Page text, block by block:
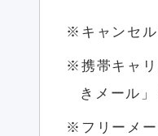
キャンセ
携帯キャ
きメール
フリーメ